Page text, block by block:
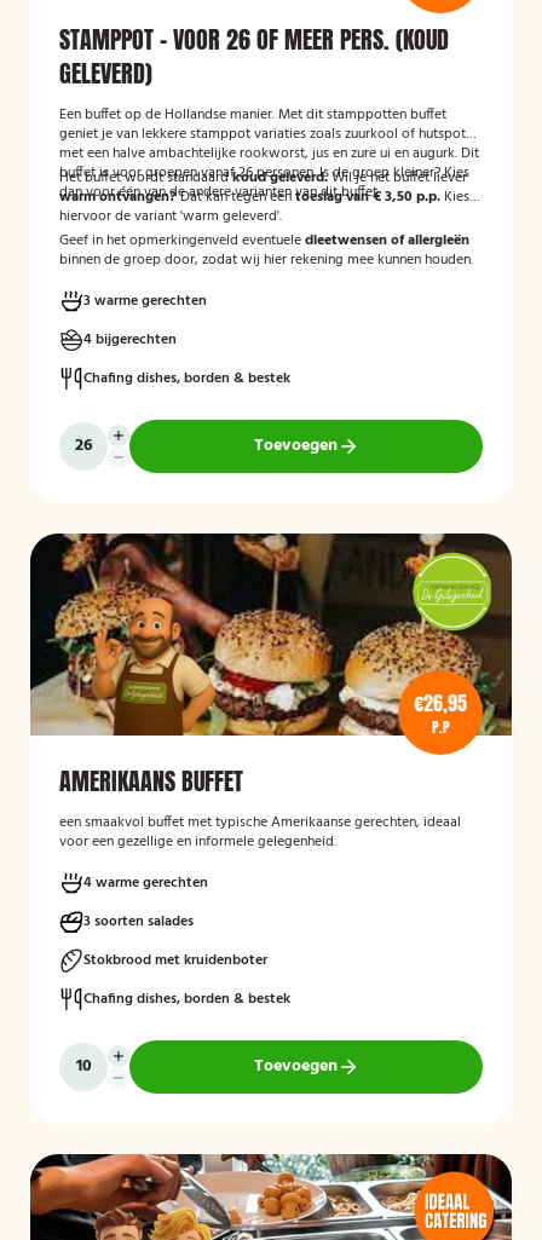
STAMPPOT - VOOR 26 OF MEER PERS. (KOUD
GELEVERD)
Een buffet op de Hollandse manier. Met dit stamppotten buffet
geniet je van lekkere stamppot variaties zoals zuurkool of hutspot
met een halve ambachtelijke rookworst, jus en zure ui en augurk. Dit
buffet is voor groepen vanaf 26 personen. Is de groep kleiner? Kies
dan voor één van de andere varianten van dit buffet.
Het buffet wordt standaardkoud geleverd.Wil je het buffet liever
warm ontvangen?Dat kan tegen eentoeslag van € 3,50 p.p. Kies
hiervoor de variant 'warm geleverd'.
Geef in het opmerkingenveld eventueledieetwensen of allergieën
binnen de groep door, zodat wij hier rekening mee kunnen houden.
3 warme gerechten
4 bijgerechten
Chafing dishes, borden & bestek
Toevoegen
€26,95
P.P
AMERIKAANS BUFFET
een smaakvol buffet met typische Amerikaanse gerechten, ideaal
voor een gezellige en informele gelegenheid.
4 warme gerechten
3 soorten salades
Stokbrood met kruidenboter
Chafing dishes, borden & bestek
Toevoegen